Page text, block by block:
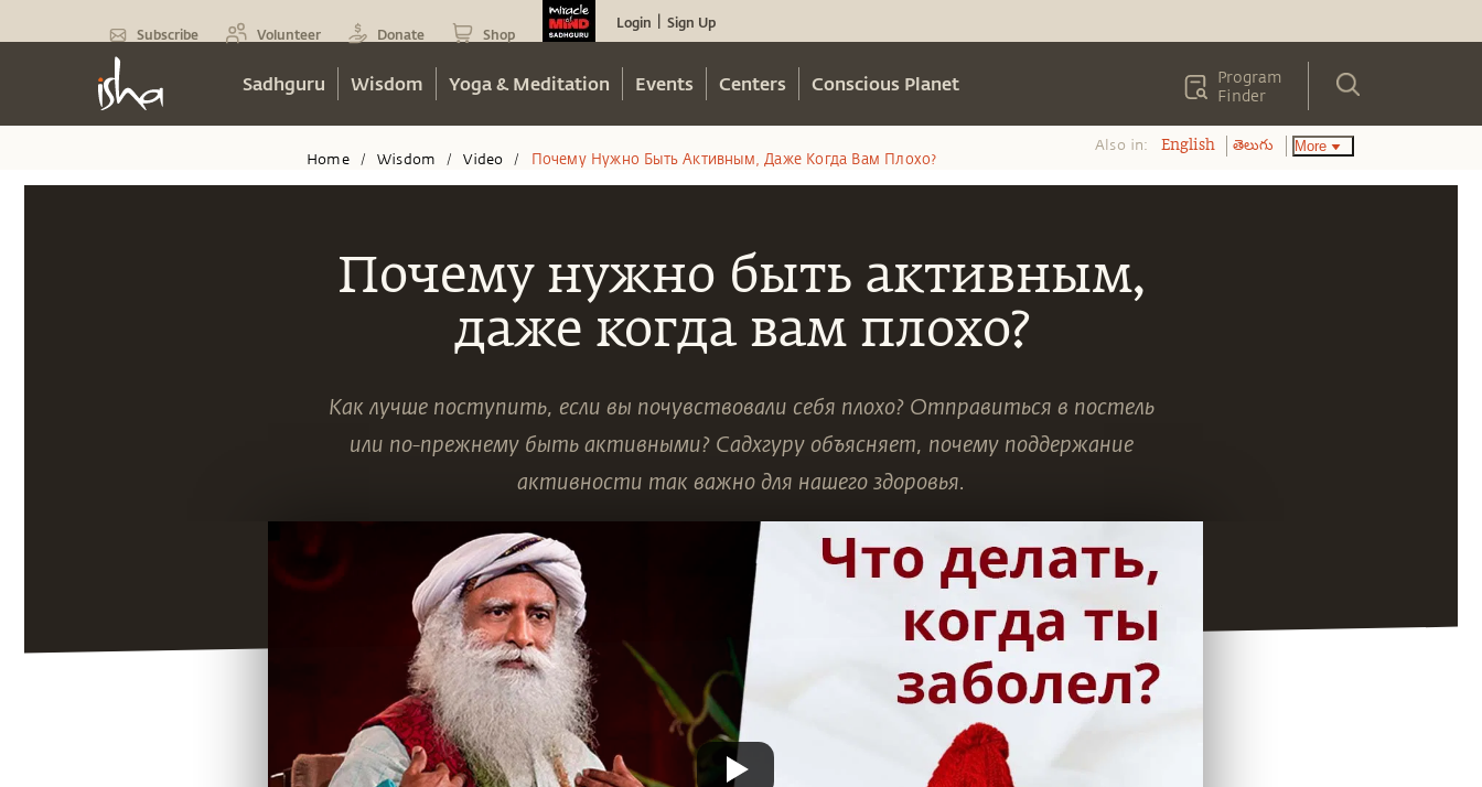
Subscribe Volunteer Donate Shop
Login Sign Up
Sadhguru Wisdom Yoga & Meditation Events Centers Conscious Planet
Program
Finder
Почему нужно быть активным,
даже когда вам плохо?
Как лучше поступить, если вы почувствовали себя плохо? Отправиться в постель
или по-прежнему быть активными? Садхгуру объясняет, почему поддержание
активности так важно для нашего здоровья.
Home / Wisdom / Video / Почему Нужно Быть Активным, Даже Когда Вам Плохо?
Also in: English తెలుగు More